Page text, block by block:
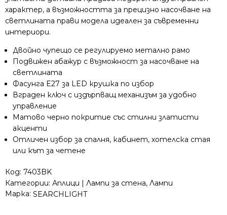
лампа
от
черен
и
фасунга
E27
характер, а възможността за прецизно насочване на
светлината прави модела идеален за съвременни
интериори.
Двойно чупещо се регулируемо метално рамо
Подвижен абажур с възможност за насочване на
светлината
Фасунга E27 за LED крушка по избор
Вграден ключ с издърпващ механизъм за удобно
управление
Матово черно покритие със стилни златисти
акценти
Отличен избор за спалня, кабинет, хотелска стая
или кът за четене
Код: 7403BK
Категории: Аплици | Лампи за стена, Лампи
Марка: SEARCHLIGHT